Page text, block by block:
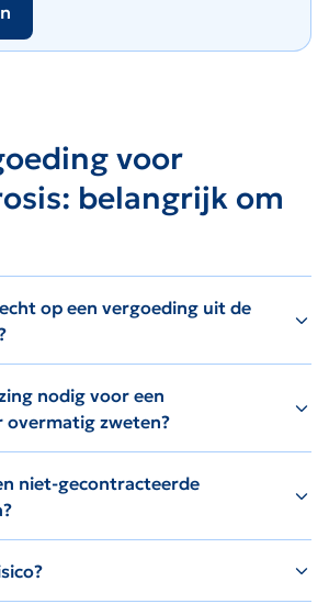
voor
belangrijk om
op een vergoeding uit de
nodig voor een
overmatig zweten?
niet-gecontracteerde